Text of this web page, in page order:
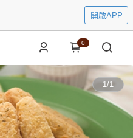
開啟APP
0
1/1